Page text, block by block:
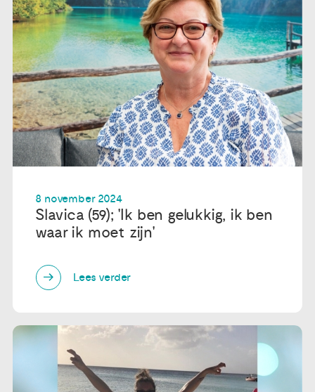
Publicaties
Ervaringsdeskundigheid
Over ons
Contact
8 november 2024
Slavica (59); 'Ik ben gelukkig, ik ben
waar ik moet zijn'
Lees verder